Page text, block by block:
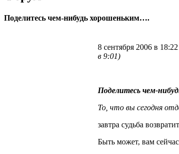
Поделитесь чем-нибудь хорошеньким….
8 сентября 2006 в 18:22
в 9:01)
Поделитесь чем-
То, что вы сегодня
завтра судьба
Быть может, вам